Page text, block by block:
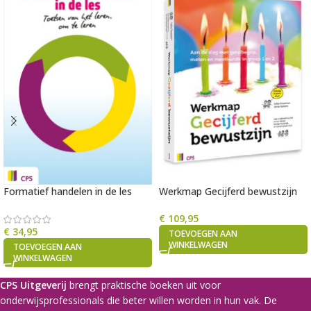
Formatief handelen in de les
€ 34,95
TOEVOEGEN AAN
WINKELWAGEN
Werkmap Gecijferd bewustzijn
€ 109,95
TOEVOEGEN AAN
WINKELWAGEN
CPS Uitgeverij brengt praktische boeken uit voor
onderwijsprofessionals die beter willen worden in hun vak. De